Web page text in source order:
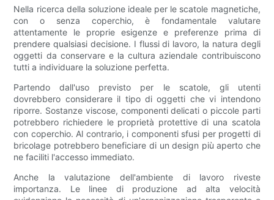
Nella ricerca della soluzione ideale per le scatole magnetiche,
con o senza coperchio, è fondamentale valutare
attentamente le proprie esigenze e preferenze prima di
prendere qualsiasi decisione. I flussi di lavoro, la natura degli
oggetti da conservare e la cultura aziendale contribuiscono
tutti a individuare la soluzione perfetta.
Partendo dall'uso previsto per le scatole, gli utenti
dovrebbero considerare il tipo di oggetti che vi intendono
riporre. Sostanze viscose, componenti delicati o piccole parti
potrebbero richiedere le proprietà protettive di una scatola
con coperchio. Al contrario, i componenti sfusi per progetti di
bricolage potrebbero beneficiare di un design più aperto che
ne faciliti l'accesso immediato.
Anche la valutazione dell'ambiente di lavoro riveste
importanza. Le linee di produzione ad alta velocità